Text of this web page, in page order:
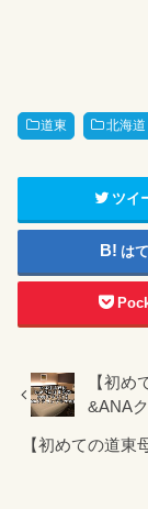
道東 北海道
ツイ
は
【初
&ANA
【初めての道